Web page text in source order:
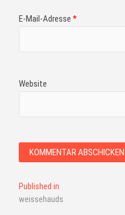
E-Mail-Adresse *
Website
Published in
weissehauds